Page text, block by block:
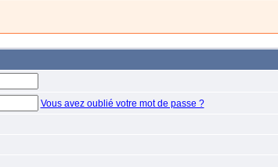
Vous avez oublié votre mot de passe ?